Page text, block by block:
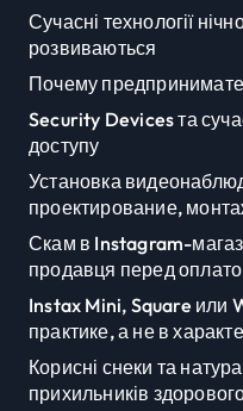
Сучасні технології
розвиваються
Почему
Security Devices та
доступу
Установка
проектирование,
Скам в Instagram-
продавця перед
Instax Mini, Square или
практике, а не в
Корисні снеки та
прихильників